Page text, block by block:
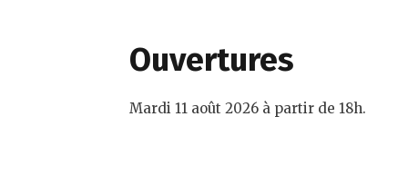
Ouvertures
Mardi 11 août 2026 à partir de 18h.